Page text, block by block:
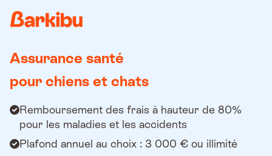
Assurance santé
pour chiens et chats
Remboursement des frais à hauteur de 80%
pour les maladies et les accidents
Plafond annuel au choix : 3 000 € ou illimité